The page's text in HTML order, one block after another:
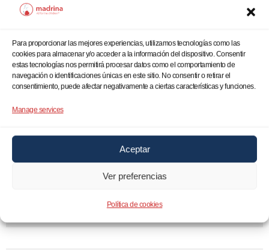
Para proporcionar las mejores experiencias, utilizamos tecnologías como las
cookies para almacenar y/o acceder a la información del dispositivo. Consentir
estas tecnologías nos permitirá procesar datos como el comportamiento de
navegación o identificaciones únicas en este sitio. No consentir o retirar el
consentimiento, puede afectar negativamente a ciertas características y funciones.
Manage services
Aceptar
Ver preferencias
Política de cookies
05/09/2023
La Dana ha afectado duramente a las
familias que habitan la zona más peligrosa
castigada por ríos de agua, lodo y residuos,
entregando agua potable, comida y